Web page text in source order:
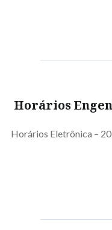
Horários
Horários Eletrônica –